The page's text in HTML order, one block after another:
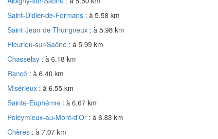
Saint-Didier-de-Formans : à 5.58 km
Saint-Jean-de-Thurigneux : à 5.98 km
Fleurieu-sur-Saône : à 5.99 km
Chasselay : à 6.18 km
Rancé : à 6.40 km
Misérieux : à 6.55 km
Sainte-Euphémie : à 6.67 km
Poleymieux-au-Mont-d'Or : à 6.83 km
Chères : à 7.07 km